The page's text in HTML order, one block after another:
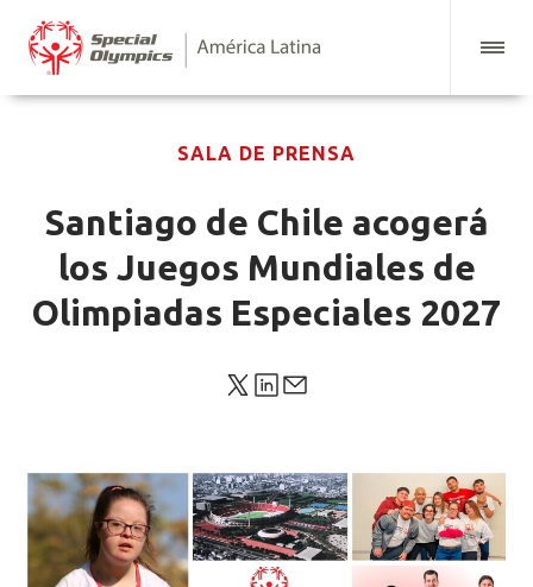
SALA DE PRENSA
Santiago de Chile acogerá
los Juegos Mundiales de
Olimpiadas Especiales 2027